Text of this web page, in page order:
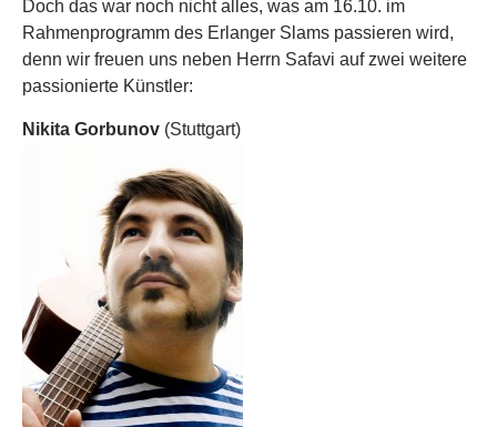
Doch das war noch nicht alles, was am 16.10. im
Rahmenprogramm des Erlanger Slams passieren wird,
denn wir freuen uns neben Herrn Safavi auf zwei weitere
passionierte Künstler:
Nikita Gorbunov (Stuttgart)